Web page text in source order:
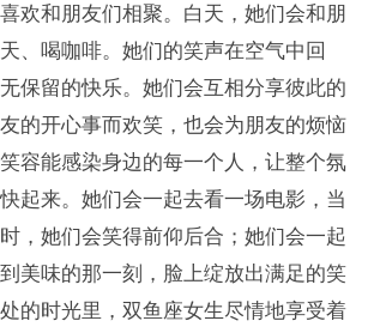
欢和朋友们相聚。白天，她们会和朋
、喝咖啡。她们的笑声在空气中回
保留的快乐。她们会互相分享彼此的
的开心事而欢笑，也会为朋友的烦恼
容能感染身边的每一个人，让整个氛
起来。她们会一起去看一场电影，当
，她们会笑得前仰后合；她们会一起
美味的那一刻，脸上绽放出满足的笑
的时光里，双鱼座女生尽情地享受着